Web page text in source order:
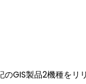
GIS製品2機種をリ